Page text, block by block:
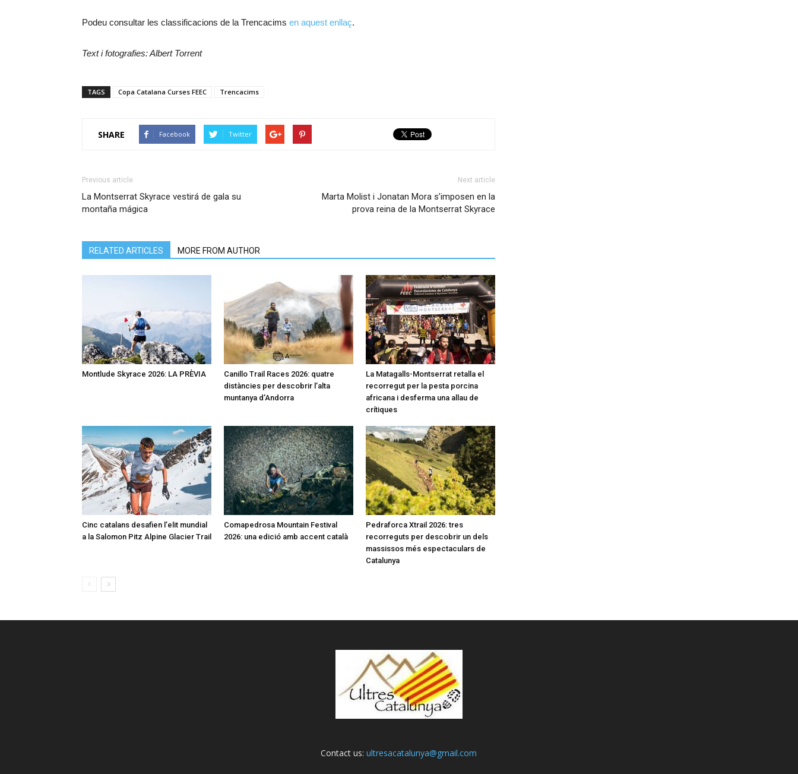
Podeu consultar les classificacions de la Trencacims en aquest enllaç.
Text i fotografies: Albert Torrent
TAGS Copa Catalana Curses FEEC Trencacims
SHARE Facebook Twitter
Previous article
La Montserrat Skyrace vestirá de gala su
montaña mágica
Next article
Marta Molist i Jonatan Mora s’imposen en la
prova reina de la Montserrat Skyrace
RELATED ARTICLES MORE FROM AUTHOR
Montlude Skyrace 2026: LA PRÈVIA
Canillo Trail Races 2026: quatre
distàncies per descobrir l’alta
muntanya d’Andorra
La Matagalls-Montserrat retalla el
recorregut per la pesta porcina
africana i desferma una allau de
crítiques
Cinc catalans desafien l’elit mundial
a la Salomon Pitz Alpine Glacier Trail
Comapedrosa Mountain Festival
2026: una edició amb accent català
Pedraforca Xtrail 2026: tres
recorreguts per descobrir un dels
massissos més espectaculars de
Catalunya
Contact us:ultresacatalunya@gmail.com